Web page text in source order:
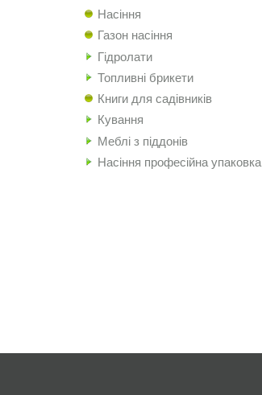
Насіння
Газон насіння
Гідролати
Топливні брикети
Книги для садівників
Кування
Меблі з піддонів
Насіння професійна упаковка